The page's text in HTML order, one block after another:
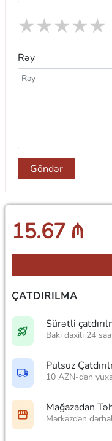
★
★
★
★
★
Rəy
Göndər
15.67 ₼
ÇATDIRILMA
Sürətli
Bakı daxili 24
Pulsuz
10 AZN-dən
Mağazadan
Mərkəzdən